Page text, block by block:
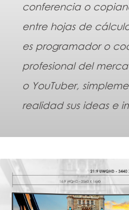
conferencia o
entre hojas de
es programador o
profesional del
o YouTuber,
realidad sus ideas e